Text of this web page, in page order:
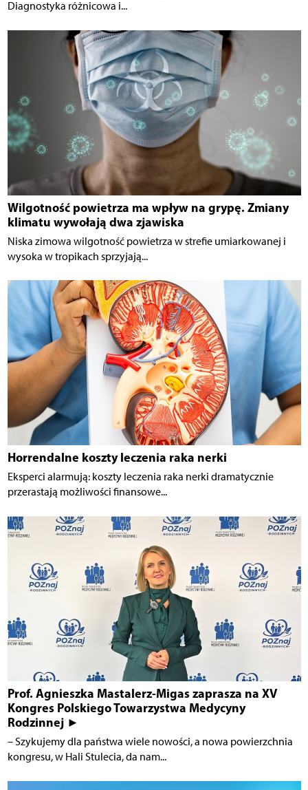
Diagnostyka różnicowa i...
Wilgotność powietrza ma wpływ na grypę. Zmiany
klimatu wywołają dwa zjawiska
Niska zimowa wilgotność powietrza w strefie umiarkowanej i
wysoka w tropikach sprzyjają...
Horrendalne koszty leczenia raka nerki
Eksperci alarmują: koszty leczenia raka nerki dramatycznie
przerastają możliwości finansowe...
Prof. Agnieszka Mastalerz-Migas zaprasza na XV
Kongres Polskiego Towarzystwa Medycyny
Rodzinnej ►
– Szykujemy dla państwa wiele nowości, a nowa powierzchnia
kongresu, w Hali Stulecia, da nam...